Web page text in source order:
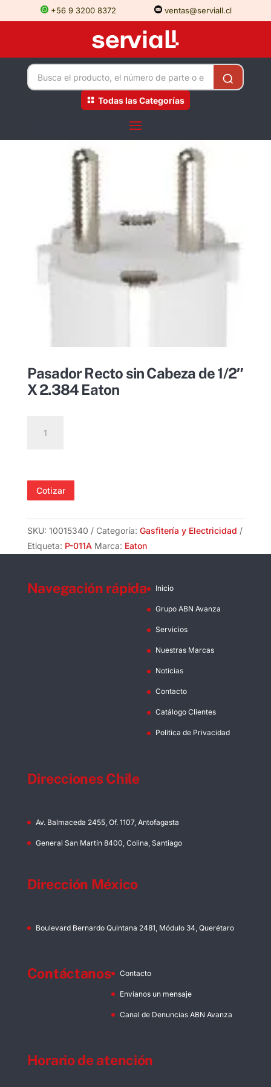
+56 9 3200 8372 ventas@serviall.cl
Todas las Categorías
Pasador Recto sin Cabeza de 1/2″
X 2.384 Eaton
Recto
de
1/2"
2.384
Eaton
Cotizar
SKU: 10015340 Categoría: Gasfitería y Electricidad
Etiqueta: P-011A Marca: Eaton
Navegación rápida Inicio
Grupo ABN Avanza
Servicios
Nuestras Marcas
Noticias
Contacto
Catálogo Clientes
Política de Privacidad
Direcciones Chile
Av. Balmaceda 2455, Of. 1107, Antofagasta
General San Martín 8400, Colina, Santiago
Dirección México
Boulevard Bernardo Quintana 2481, Módulo 34, Querétaro
Contáctanos Contacto
Envíanos un mensaje
Canal de Denuncias ABN Avanza
Horario de atención